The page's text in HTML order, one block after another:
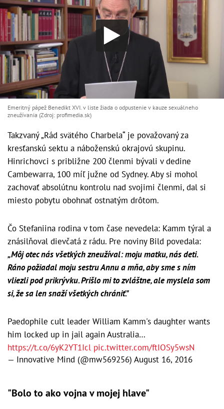
Emeritný pápež Benedikt XVI. v liste žiada o odpustenie v kauze sexuálneho
zneužívania (Zdroj: profimedia.sk)
Takzvaný „Rád svätého Charbela“ je považovaný za
kresťanskú sektu a náboženskú okrajovú skupinu.
Hinrichovci s približne 200 členmi bývali v dedine
Cambewarra, 100 míľ južne od Sydney. Aby si mohol
zachovať absolútnu kontrolu nad svojimi členmi, dal si
miesto pobytu obohnať ostnatým drôtom.
Čo Stefaniina rodina v tom čase nevedela: Kamm týral a
znásilňoval dievčatá z rádu. Pre noviny Bild povedala:
„Môj otec nás všetkých zneužíval: moju matku, nás deti.
Ráno požiadal moju sestru Annu a mňa, aby sme s ním
vliezli pod prikrývku. Prišlo mi to zvláštne, ale myslela som
si, že sa len snaží všetkých chrániť."
Paedophile cult leader William Kamm's daughter wants
him locked up in jail again Australia…
https://t.co/6yK2YT1Icl pic.twitter.com/ftIOSy5wsN
— Innovative Mind (@mw569256) August 16, 2016
"Bolo to ako vojna v mojej hlave"